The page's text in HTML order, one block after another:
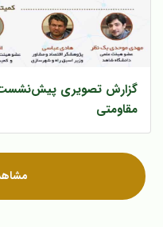
گزارش تصویری
مقاومتی